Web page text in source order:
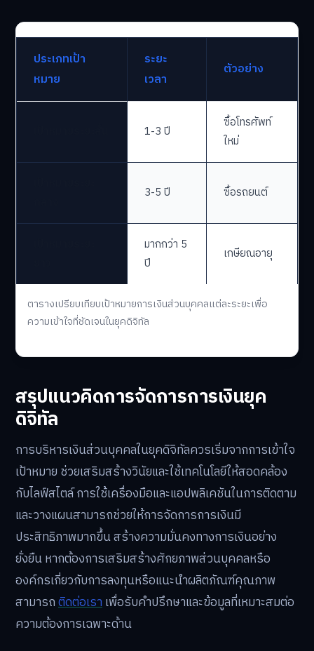
ตารางเปรียบเทียบเป้าหมายการเงินส่วนบุคคลแต่ละระยะเพื่อ
ความเข้าใจที่ชัดเจนในยุคดิจิทัล
ประเภทเป้า
หมาย
ระยะ
เวลา
ตัวอย่าง
1-3 ปี
ซื้อโทรศัพท์
ใหม่
3-5 ปี ซื้อรถยนต์
มากกว่า 5
ปี
เกษียณอายุ
สรุปแนวคิดการจัดการการเงินยุค
ดิจิทัล
การบริหารเงินส่วนบุคคลในยุคดิจิทัลควรเริ่มจากการเข้าใจ
เป้าหมาย ช่วยเสริมสร้างวินัยและใช้เทคโนโลยีให้สอดคล้อง
กับไลฟ์สไตล์ การใช้เครื่องมือและแอปพลิเคชันในการติดตาม
และวางแผนสามารถช่วยให้การจัดการการเงินมี
ประสิทธิภาพมากขึ้น สร้างความมั่นคงทางการเงินอย่าง
ยั่งยืน หากต้องการเสริมสร้างศักยภาพส่วนบุคคลหรือ
องค์กรเกี่ยวกับการลงทุนหรือแนะนำผลิตภัณฑ์คุณภาพ
สามารถติดต่อเราเพื่อรับคำปรึกษาและข้อมูลที่เหมาะสมต่อ
ความต้องการเฉพาะด้าน